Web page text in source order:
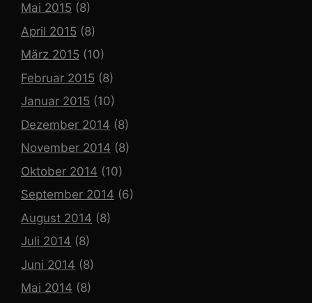
Mai 2015 (8)
April 2015 (8)
März 2015 (10)
Februar 2015 (8)
Januar 2015 (10)
Dezember 2014 (8)
November 2014 (8)
Oktober 2014 (10)
September 2014 (6)
August 2014 (8)
Juli 2014 (8)
Juni 2014 (8)
Mai 2014 (8)